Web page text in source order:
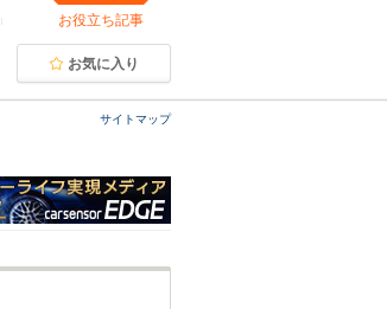
お役立ち記事
お気に入り
サイトマップ